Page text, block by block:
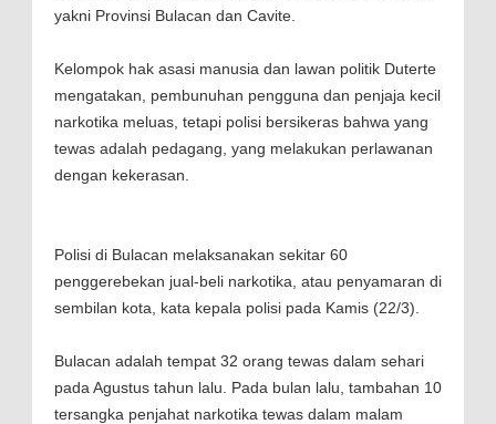
yakni Provinsi Bulacan dan Cavite.
Kelompok hak asasi manusia dan lawan politik Duterte
mengatakan, pembunuhan pengguna dan penjaja kecil
narkotika meluas, tetapi polisi bersikeras bahwa yang
tewas adalah pedagang, yang melakukan perlawanan
dengan kekerasan.
Polisi di Bulacan melaksanakan sekitar 60
penggerebekan jual-beli narkotika, atau penyamaran di
sembilan kota, kata kepala polisi pada Kamis (22/3).
Bulacan adalah tempat 32 orang tewas dalam sehari
pada Agustus tahun lalu. Pada bulan lalu, tambahan 10
tersangka penjahat narkotika tewas dalam malam